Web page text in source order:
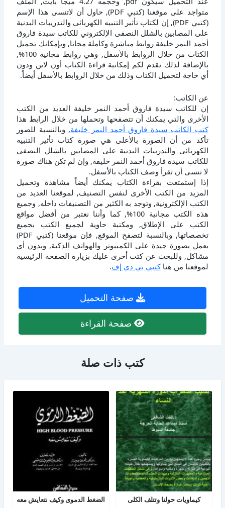
متواجد على موقعنا (كتبي PDF), حاول أن لاتنسى هذا الإسم
(كتبي PDF), إن لكتاب تأثير التنبيه الكهربائى والتدريبات البدنية
على المصابين بالشلل النصفى الإلكتروني للكاتب سيدة فاروق
أحمد النمر خليفة روابط مباشرة وكاملة مجانا, وبإمكانك تحميل
الكتاب من خلال الروابط بالأسفل, وهي روابط مجانية 100%,
بالإضافة لذلك نقدم لكم إمكانية قراءة الكتاب أون لاين ودون
أي حاجة لتحميل الكتاب وذلك من خلال الروابط بالأسفل أيضاً.
عن الكاتب:
إن للكاتب سيدة فاروق أحمد النمر خليفة العديد من الكتب
الأخرى والتي يمكنك أن تتصفحها وتحملها من خلال الرابط هذا
كتب الكاتب سيدة فاروق أحمد النمر خليفة, وبالنسبة للصور
تأكد من أن الصورة بالأعلى هي صورة كتاب تأثير التنبيه
الكهربائى والتدريبات البدنية على المصابين بالشلل النصفى
للكاتب سيدة فاروق أحمد النمر خليفة, وإن لم تكن هناك صورة
لا تنسى أن تقرأ وصف الكتاب بالأسفل.
إذا إستمتعت بقراءة الكتاب يمكنك أيضاً مشاهدة وتحميل
المزيد من الكتب الأخرى لنفس التصنيف, لموقعنا العديد من
الكتب الإلكترونية, وتوجد به الكثير من التصنيفات داخله, وجميع
هذه الكتب مجانية 100%, كما وأننا نعتبر من أفضل مواقع
الكتب على الإطلاق, ومكتبة حاوية لجميع الكتب بجميع
تخصصاتها, وبالنسبة لتصفح الموقع, فإن موقعنا (كتبي PDF)
يعمل بصورة جيدة على الكمبيوتر والهواتف الذكية, وبدون أي
مشاكل, وللبحث عن كتب أخرى عليك بزيارة الصفحة الرئيسية
لموقعنا من هناكتبي بي دي إف.
صفحة التحميل
صفحة القراءة
كتب ذات صلة
كيماويات حولنا وتتلف الكلى الضغط الدموى وكيف نتعايش معه